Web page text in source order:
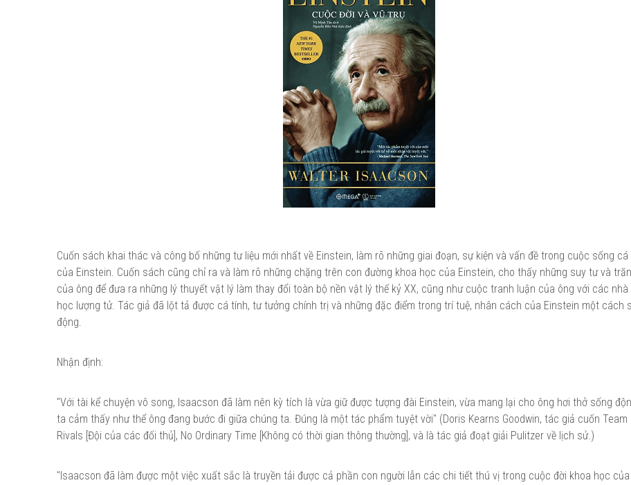
Cuốn sách khai thác và công bố những tư liệu mới nhất về Einstein, làm rõ những giai đoạn, sự kiện và vấn đề trong cuộc sống cá
của Einstein. Cuốn sách cũng chỉ ra và làm rõ những chặng trên con đường khoa học của Einstein, cho thấy những suy tư và
của ông để đưa ra những lý thuyết vật lý làm thay đổi toàn bộ nền vật lý thế kỷ XX, cũng như cuộc tranh luận của ông với các nhà
học lượng tử. Tác giả đã lột tả được cá tính, tư tưởng chính trị và những đặc điểm trong trí tuệ, nhân cách của Einstein một cách
động.
Nhận định:
"Với tài kể chuyện vô song, Isaacson đã làm nên kỳ tích là vừa giữ được tượng đài Einstein, vừa mang lại cho ông hơi thở sống
ta cảm thấy như thể ông đang bước đi giữa chúng ta. Đúng là một tác phẩm tuyệt vời" (Doris Kearns Goodwin, tác giả cuốn Team
Rivals [Đội của các đối thủ], No Ordinary Time [Không có thời gian thông thường], và là tác giả đoạt giải Pulitzer về lịch sử.)
"Isaacson đã làm được một việc xuất sắc là truyền tải được cả phần con người lẫn các chi tiết thú vị trong cuộc đời khoa học của